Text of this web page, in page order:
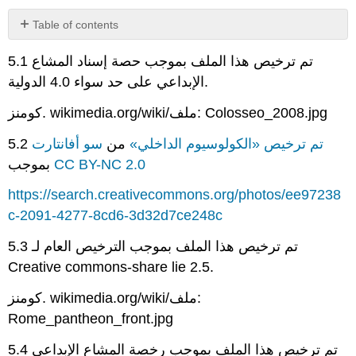
Table of contents
No
headers
5.1 تم ترخيص هذا الملف بموجب حصة إسناد المشاع
الإبداعي على حد سواء 4.0 الدولية.
كومنز. wikimedia.org/wiki/ملف: Colosseo_2008.jpg
5.2
تم ترخيص «الكولوسيوم الداخلي»من سو أفانتارت
CC BY-NC 2.0
https://search.creativecommons.org/photos/ee97238
c-2091-4277-8cd6-3d32d7ce248c
5.3 تم ترخيص هذا الملف بموجب الترخيص العام لـ
Creative commons-share lie 2.5.
كومنز. wikimedia.org/wiki/ملف:
Rome_pantheon_front.jpg
5.4 تم ترخيص هذا الملف بموجب رخصة المشاع الإبداعي